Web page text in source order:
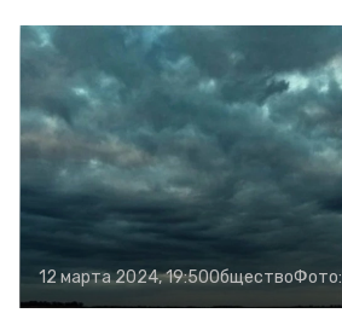
12 марта 2024, 19:50ОбществоФото: